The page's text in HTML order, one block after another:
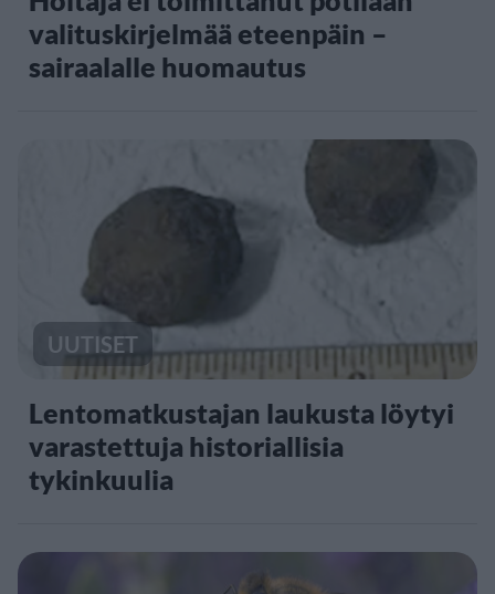
valituskirjelmää eteenpäin –
sairaalalle huomautus
UUTISET
Lentomatkustajan laukusta löytyi
varastettuja historiallisia
tykinkuulia